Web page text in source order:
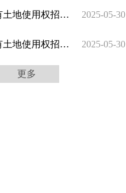
【成交公示】国有土地使用权招拍挂出让成交公示(鹿资源规划交告字[2025]13号) 2025-05-30
【成交公示】国有土地使用权招拍挂出让成交公示(鹿资源规划交告字[2025]12号) 2025-05-30
更多